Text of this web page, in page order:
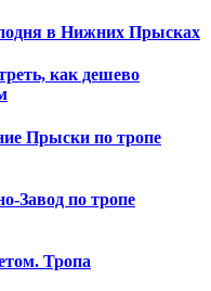
в Нижних Прысках
как дешево
Прыски по тропе
Завод по тропе
Тропа